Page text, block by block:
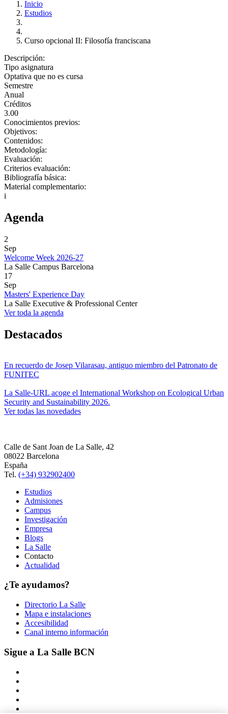
Inicio
Estudios
Curso opcional II: Filosofía franciscana
Descripción:
Tipo asignatura
Optativa que no es cursa
Semestre
Anual
Créditos
3.00
Conocimientos previos:
Objetivos:
Contenidos:
Metodología:
Evaluación:
Criterios evaluación:
Bibliografía básica:
Material complementario:
i
Agenda
2
Sep
Welcome Week 2026-27
La Salle Campus Barcelona
17
Sep
Masters' Experience Day
La Salle Executive & Professional Center
Ver toda la agenda
Destacados
En recuerdo de Josep Vilarasau, antiguo miembro del Patronato de
FUNITEC
La Salle-URL acoge el International Workshop on Ecological Urban
Security and Sustainability 2026.
Ver todas las novedades
Calle de Sant Joan de La Salle, 42
08022 Barcelona
España
Tel. (+34) 932902400
Estudios
Admisiones
Campus
Investigación
Empresa
Blogs
La Salle
Contacto
Actualidad
¿Te ayudamos?
Directorio La Salle
Mapa e instalaciones
Accesibilidad
Canal interno información
Sigue a La Salle BCN